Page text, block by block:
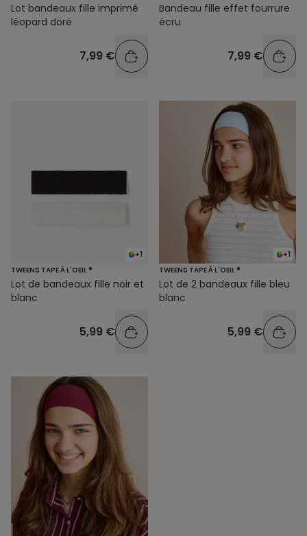
Lot bandeaux fille imprimé
léopard doré
7,99 €
Bandeau fille effet fourrure
écru
7,99 €
+1
TWEENS TAPE À L'OEIL ®
Lot de bandeaux fille noir et
blanc
5,99 €
+1
TWEENS TAPE À L'OEIL ®
Lot de 2 bandeaux fille bleu
blanc
5,99 €